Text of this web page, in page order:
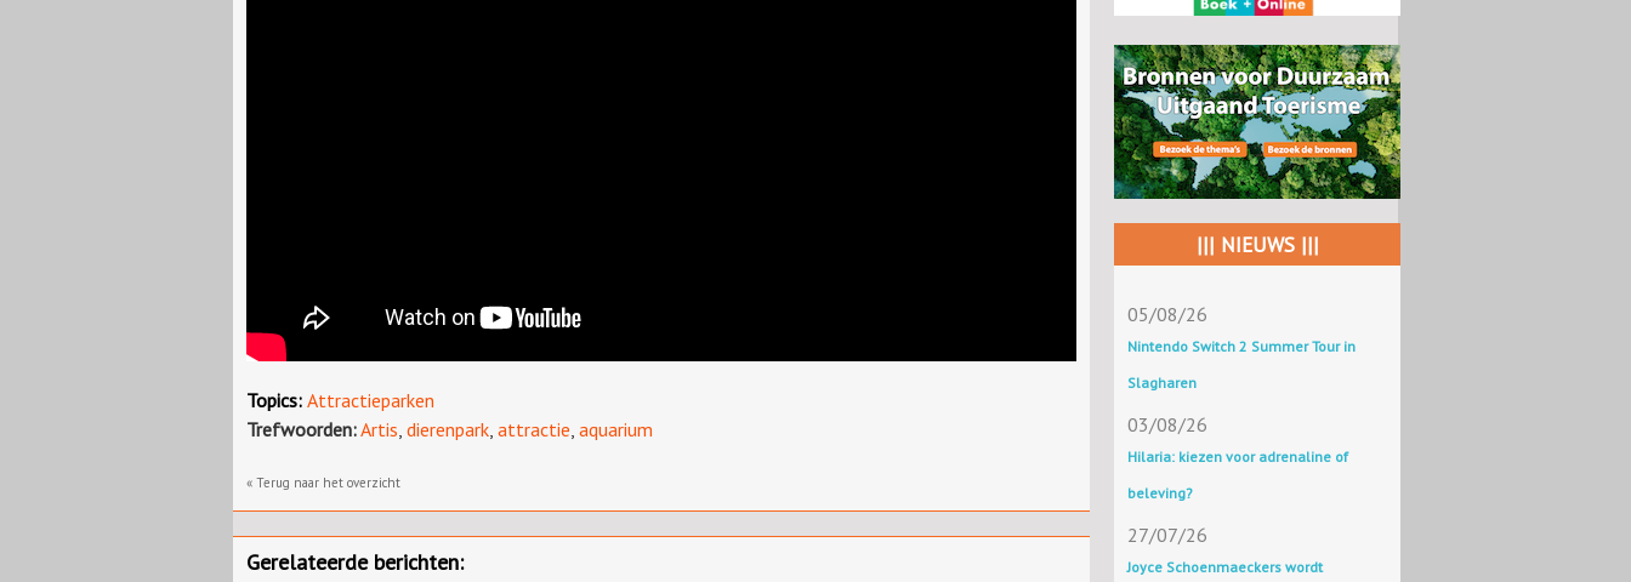
Topics: Attractieparken
Trefwoorden:Artis dierenpark attractie aquarium
« Terug naar het overzicht
Gerelateerde berichten:
||| NIEUWS |||
05/08/26
Nintendo Switch 2 Summer Tour in
Slagharen
03/08/26
Hilaria: kiezen voor adrenaline of
beleving?
27/07/26
Joyce Schoenmaeckers wordt